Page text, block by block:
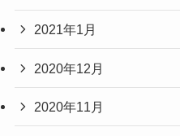
2021年1月
2020年12月
2020年11月